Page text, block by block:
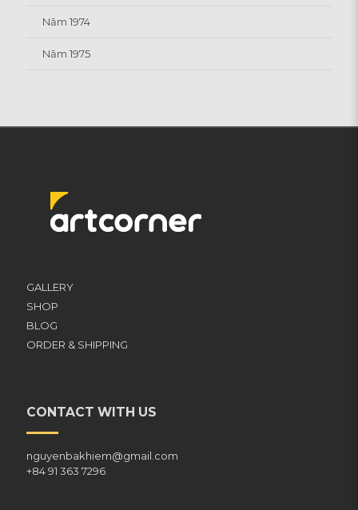
Năm 1974
Năm 1975
GALLERY
SHOP
BLOG
ORDER & SHIPPING
CONTACT WITH US
nguyenbakhiem@gmail.com
+84 91 363 7296